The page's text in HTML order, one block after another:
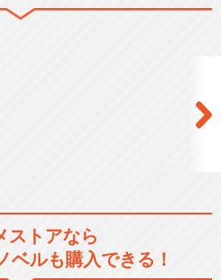
ストアなら
ベルも購入できる！